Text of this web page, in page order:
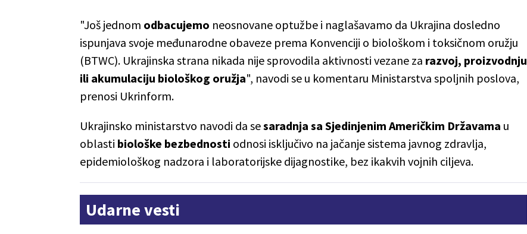
"Još jednom odbacujemo neosnovane optužbe i naglašavamo da Ukrajina dosledno
ispunjava svoje međunarodne obaveze prema Konvenciji o biološkom i toksičnom oružju
(BTWC). Ukrajinska strana nikada nije sprovodila aktivnosti vezane za razvoj, proizvodnju
ili akumulaciju biološkog oružja", navodi se u komentaru Ministarstva spoljnih poslova,
prenosi Ukrinform.
Ukrajinsko ministarstvo navodi da sesaradnja sa Sjedinjenim Američkim Državama u
oblasti biološke bezbednosti odnosi isključivo na jačanje sistema javnog zdravlja,
epidemiološkog nadzora i laboratorijske dijagnostike, bez ikakvih vojnih ciljeva.
Udarne vesti